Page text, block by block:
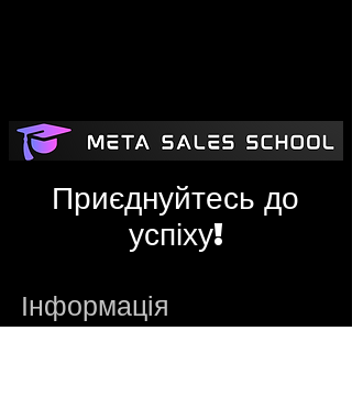
Приєднуйтесь до
успіху!
Інформація
metasalesschool@gmail.com